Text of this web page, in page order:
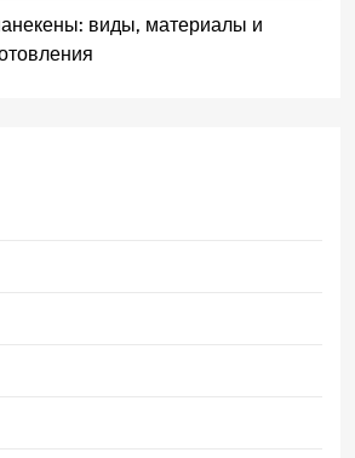
виды, материалы и